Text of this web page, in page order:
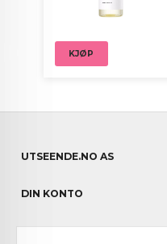
KJØP
UTSEENDE.NO AS
DIN KONTO
NYHETSBREV